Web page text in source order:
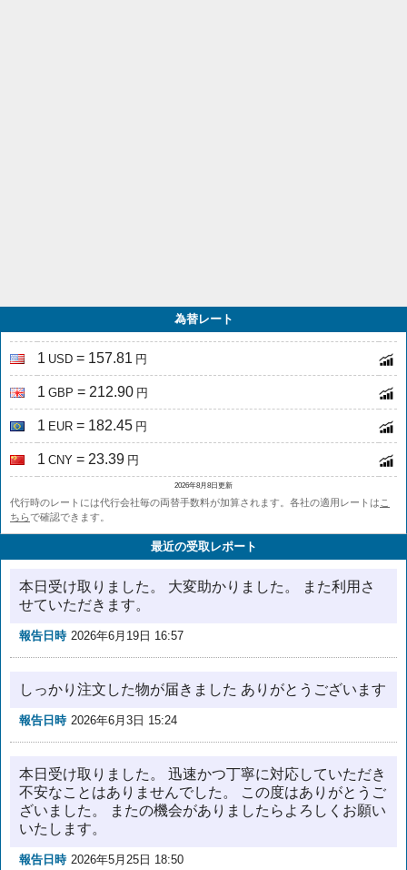
為替レート
1 USD = 157.81 円
1 GBP = 212.90 円
1 EUR = 182.45 円
1 CNY = 23.39 円
2026年8月8日更新
代行時のレートには代行会社毎の両替手数料が加算されます。各社の適用レートは こ
ちらで確認できます。
最近の受取レポート
本日受け取りました。 大変助かりました。 また利用さ
せていただきます。
報告日時 2026年6月19日 16:57
しっかり注文した物が届きました ありがとうございます
報告日時 2026年6月3日 15:24
本日受け取りました。 迅速かつ丁寧に対応していただき
不安なことはありませんでした。 この度はありがとうご
ざいました。 またの機会がありましたらよろしくお願い
いたします。
報告日時 2026年5月25日 18:50